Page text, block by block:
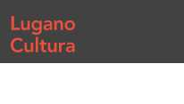
Home page